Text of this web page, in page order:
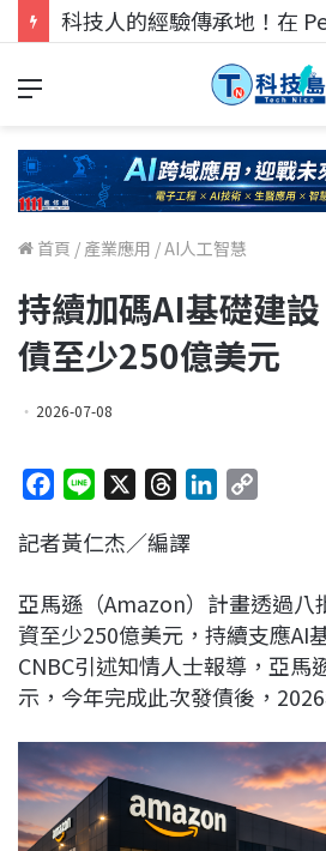
首頁 / 產業應用 /AI人工智慧
持續加碼AI基礎建
債至少250億美元
2026-07-08
c
b
o
o
k
n
r
a
d
s
e
d
I
n
L
i
n
k
記者黃仁杰／編譯
亞馬遜（Amazon）計畫透過八
資至少250億美元，持續支應AI
CNBC引述知情人士報導，亞馬
示，今年完成此次發債後，